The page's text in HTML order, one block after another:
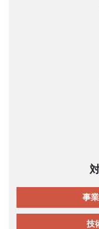
事
技